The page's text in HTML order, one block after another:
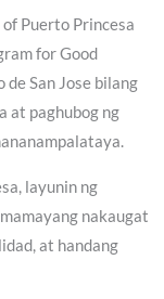
Puerto Princesa
for Good
San Jose bilang
at paghubog ng
layunin ng
nakaugat
at handang